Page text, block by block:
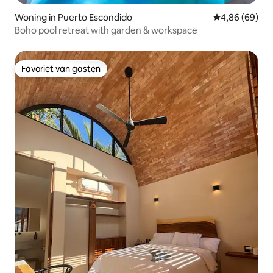
Woning in Puerto Escondido Gemiddelde
4,86 (69)
Boho pool retreat with garden & workspace
Favoriet van gasten
Favoriet van gasten